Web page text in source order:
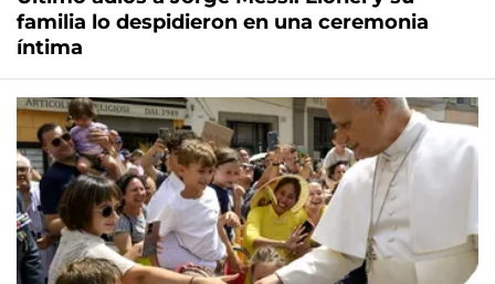
familia lo despidieron en una ceremonia
íntima